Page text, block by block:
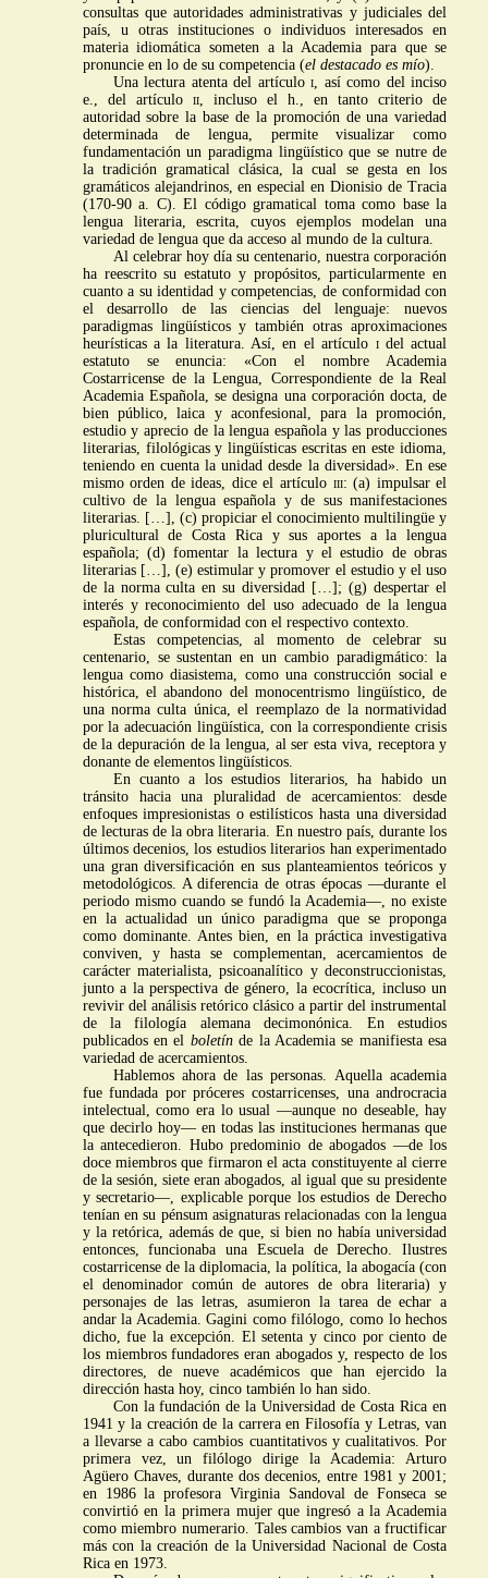
consultas que autoridades administrativas y judiciales del
país, u otras instituciones o individuos interesados en
materia idiomática someten a la Academia para que se
pronuncie en lo de su competencia (el destacado es mío).
Una lectura atenta del artículoi, así como del inciso
e., del artículo ii, incluso el h., en tanto criterio de
autoridad sobre la base de la promoción de una variedad
determinada de lengua, permite visualizar como
fundamentación un paradigma lingüístico que se nutre de
la tradición gramatical clásica, la cual se gesta en los
gramáticos alejandrinos, en especial en Dionisio de Tracia
(170-90 a. C). El código gramatical toma como base la
lengua literaria, escrita, cuyos ejemplos modelan una
variedad de lengua que da acceso al mundo de la cultura.
Al celebrar hoy día su centenario, nuestra corporación
ha reescrito su estatuto y propósitos, particularmente en
cuanto a su identidad y competencias, de conformidad con
el desarrollo de las ciencias del lenguaje: nuevos
paradigmas lingüísticos y también otras aproximaciones
heurísticas a la literatura. Así, en el artículo idel actual
estatuto se enuncia: «Con el nombre Academia
Costarricense de la Lengua, Correspondiente de la Real
Academia Española, se designa una corporación docta, de
bien público, laica y aconfesional, para la promoción,
estudio y aprecio de la lengua española y las producciones
literarias, filológicas y lingüísticas escritas en este idioma,
teniendo en cuenta la unidad desde la diversidad». En ese
mismo orden de ideas, dice el artículo iii: (a) impulsar el
cultivo de la lengua española y de sus manifestaciones
literarias. […], (c) propiciar el conocimiento multilingüe y
pluricultural de Costa Rica y sus aportes a la lengua
española; (d) fomentar la lectura y el estudio de obras
literarias […], (e) estimular y promover el estudio y el uso
de la norma culta en su diversidad […]; (g) despertar el
interés y reconocimiento del uso adecuado de la lengua
española, de conformidad con el respectivo contexto.
Estas competencias, al momento de celebrar su
centenario, se sustentan en un cambio paradigmático: la
lengua como diasistema, como una construcción social e
histórica, el abandono del monocentrismo lingüístico, de
una norma culta única, el reemplazo de la normatividad
por la adecuación lingüística, con la correspondiente crisis
de la depuración de la lengua, al ser esta viva, receptora y
donante de elementos lingüísticos.
En cuanto a los estudios literarios, ha habido un
tránsito hacia una pluralidad de acercamientos: desde
enfoques impresionistas o estilísticos hasta una diversidad
de lecturas de la obra literaria. En nuestro país, durante los
últimos decenios, los estudios literarios han experimentado
una gran diversificación en sus planteamientos teóricos y
metodológicos. A diferencia de otras épocas —durante el
periodo mismo cuando se fundó la Academia—, no existe
en la actualidad un único paradigma que se proponga
como dominante. Antes bien, en la práctica investigativa
conviven, y hasta se complementan, acercamientos de
carácter materialista, psicoanalítico y deconstruccionistas,
junto a la perspectiva de género, la ecocrítica, incluso un
revivir del análisis retórico clásico a partir del instrumental
de la filología alemana decimonónica. En estudios
publicados en el boletínde la Academia se manifiesta esa
variedad de acercamientos.
Hablemos ahora de las personas. Aquella academia
fue fundada por próceres costarricenses, una androcracia
intelectual, como era lo usual —aunque no deseable, hay
que decirlo hoy— en todas las instituciones hermanas que
la antecedieron. Hubo predominio de abogados —de los
doce miembros que firmaron el acta constituyente al cierre
de la sesión, siete eran abogados, al igual que su presidente
y secretario—, explicable porque los estudios de Derecho
tenían en su pénsum asignaturas relacionadas con la lengua
y la retórica, además de que, si bien no había universidad
entonces, funcionaba una Escuela de Derecho. Ilustres
costarricense de la diplomacia, la política, la abogacía (con
el denominador común de autores de obra literaria) y
personajes de las letras, asumieron la tarea de echar a
andar la Academia. Gagini como filólogo, como lo hechos
dicho, fue la excepción. El setenta y cinco por ciento de
los miembros fundadores eran abogados y, respecto de los
directores, de nueve académicos que han ejercido la
dirección hasta hoy, cinco también lo han sido.
Con la fundación de la Universidad de Costa Rica en
1941 y la creación de la carrera en Filosofía y Letras, van
a llevarse a cabo cambios cuantitativos y cualitativos. Por
primera vez, un filólogo dirige la Academia: Arturo
Agüero Chaves, durante dos decenios, entre 1981 y 2001;
en 1986 la profesora Virginia Sandoval de Fonseca se
convirtió en la primera mujer que ingresó a la Academia
como miembro numerario. Tales cambios van a fructificar
más con la creación de la Universidad Nacional de Costa
Rica en 1973.